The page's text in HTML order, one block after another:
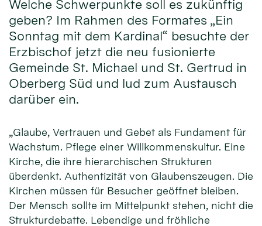
Welche Schwerpunkte soll es zukünftig
geben? Im Rahmen des Formates „Ein
Sonntag mit dem Kardinal“ besuchte der
Erzbischof jetzt die neu fusionierte
Gemeinde St. Michael und St. Gertrud in
Oberberg Süd und lud zum Austausch
darüber ein.
„Glaube, Vertrauen und Gebet als Fundament für
Wachstum. Pflege einer Willkommenskultur. Eine
Kirche, die ihre hierarchischen Strukturen
überdenkt. Authentizität von Glaubenszeugen. Die
Kirchen müssen für Besucher geöffnet bleiben.
Der Mensch sollte im Mittelpunkt stehen, nicht die
Strukturdebatte. Lebendige und fröhliche